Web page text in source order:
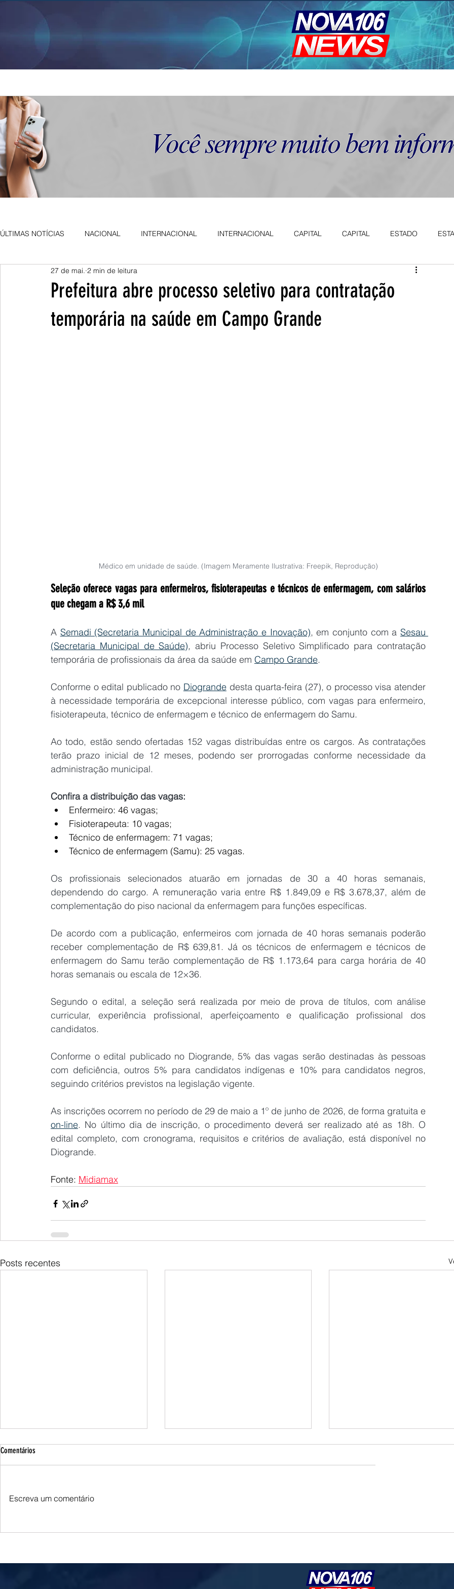
ÚLTIMAS NOTÍCIAS NACIONAL INTERNACIONAL INTERNACIONAL CAPITAL CAPITAL ESTADO
AGRO NEWS DESTAQUE
Prefeitura abre processo seletivo para contratação
temporária na saúde em Campo Grande
27 de mai. 2 min de leitura
Médico em unidade de saúde. (Imagem Meramente Ilustrativa: Freepik, Reprodução)
Seleção oferece vagas para enfermeiros, fisioterapeutas e técnicos de enfermagem, com salários
que chegam a R$ 3,6 mil
A Semadi (Secretaria Municipal de Administração e Inovação), em conjunto com a Sesau
(Secretaria Municipal de Saúde), abriu Processo Seletivo Simplificado para contratação
temporária de profissionais da área da saúde em Campo Grande.
Conforme o edital publicado no Diogrande desta quarta-feira (27), o processo visa atender
à necessidade temporária de excepcional interesse público, com vagas para enfermeiro,
fisioterapeuta, técnico de enfermagem e técnico de enfermagem do Samu.
Ao todo, estão sendo ofertadas 152 vagas distribuídas entre os cargos. As contratações
terão prazo inicial de 12 meses, podendo ser prorrogadas conforme necessidade da
administração municipal.
Confira a distribuição das vagas:
Enfermeiro: 46 vagas;
Fisioterapeuta: 10 vagas;
Técnico de enfermagem: 71 vagas;
Técnico de enfermagem (Samu): 25 vagas.
Os profissionais selecionados atuarão em jornadas de 30 a 40 horas semanais,
dependendo do cargo. A remuneração varia entre R$ 1.849,09 e R$ 3.678,37, além de
complementação do piso nacional da enfermagem para funções específicas.
De acordo com a publicação, enfermeiros com jornada de 40 horas semanais poderão
receber complementação de R$ 639,81. Já os técnicos de enfermagem e técnicos de
enfermagem do Samu terão complementação de R$ 1.173,64 para carga horária de 40
horas semanais ou escala de 12×36.
Segundo o edital, a seleção será realizada por meio de prova de títulos, com análise
curricular, experiência profissional, aperfeiçoamento e qualificação profissional dos
candidatos.
Conforme o edital publicado no Diogrande, 5% das vagas serão destinadas às pessoas
com deficiência, outros 5% para candidatos indígenas e 10% para candidatos negros,
seguindo critérios previstos na legislação vigente.
on-line. No último dia de inscrição, o procedimento deverá ser realizado até as 18h. O
edital completo, com cronograma, requisitos e critérios de avaliação, está disponível no
Diogrande.
Fonte: Midiamax
Posts recentes
Comentários
Escreva um comentário